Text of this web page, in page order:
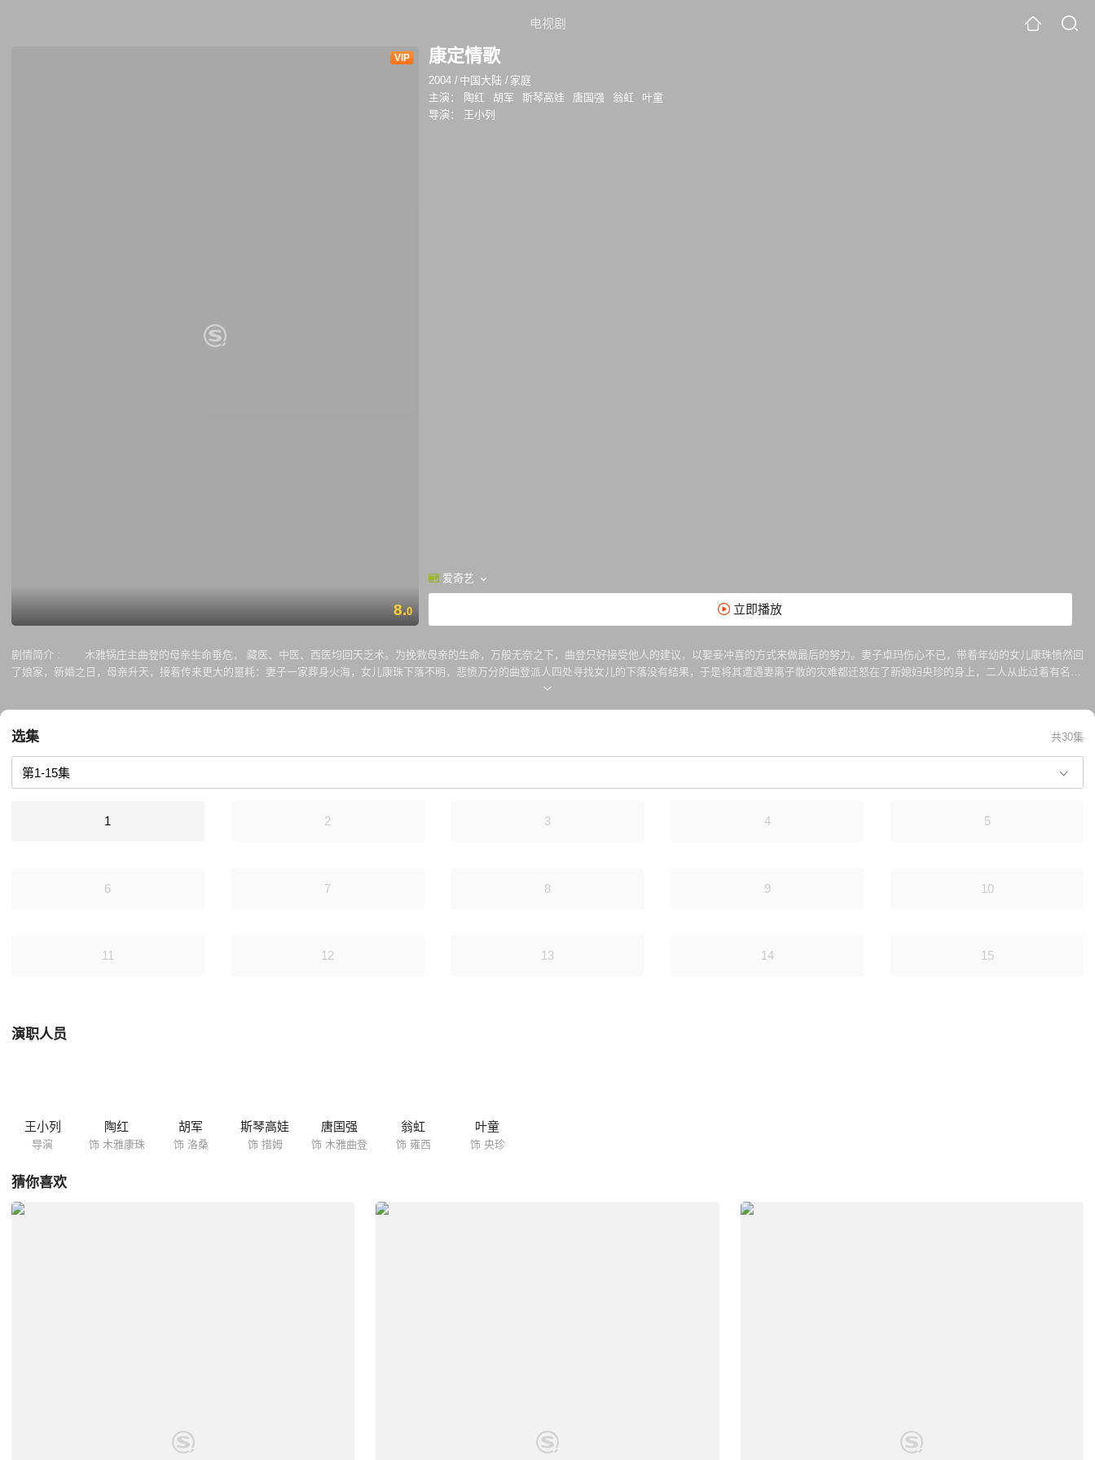
电视剧
VIP
8.0
康定情歌
2004 / 中国大陆 / 家庭
主演：
陶红 胡军 斯琴高娃 唐国强 翁虹
叶童
导演：
王小列
爱奇艺
立即播放
剧情简介 :
木雅锅庄主曲登的母亲生命垂危， 藏医、中医、西医均回天乏术。为挽救母亲的生命，万般无奈之下，曲登只好接受他人的建议，以娶妾冲喜的方式来做最后的努力。妻子卓玛伤心不已，带着年幼的女儿康珠愤然回
了娘家，新婚之日，母亲升天，接着传来更大的噩耗：妻子一家葬身火海，女儿康珠下落不明，悲愤万分的曲登派人四处寻找女儿的下落没有结果，于是将其遭遇妻离子散的灾难都迁怒在了新媳妇央珍的身上，二人从此过着有名无
选集 共30集
1 2 3 4 5
6 7 8 9 10
11 12 13 14 15
演职人员
王小列
导演
陶红
饰 木雅康珠
胡军
饰 洛桑
斯琴高娃
饰 措姆
唐国强
饰 木雅曲登
翁虹
饰 雍西
叶童
饰 央珍
猜你喜欢